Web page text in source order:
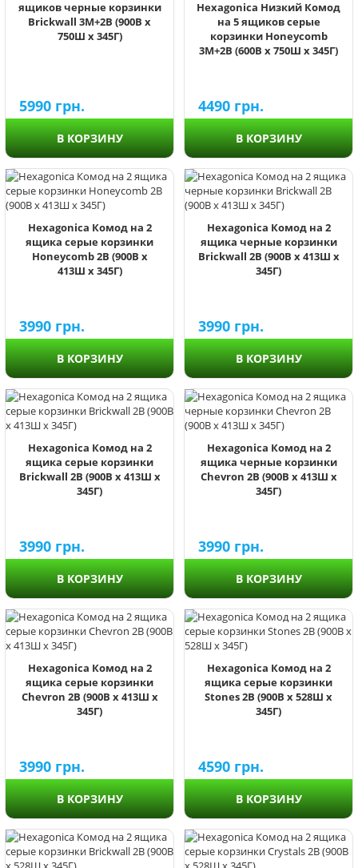
ящиков черные корзинки
Brickwall 3М+2В (900В х
750Ш х 345Г)
5990 грн.
В КОРЗИНУ
Hexagonica Низкий Комод
на 5 ящиков серые
корзинки Honeycomb
3М+2В (600В х 750Ш х 345Г)
4490 грн.
В КОРЗИНУ
Hexagonica Комод на 2
ящика серые корзинки
Honeycomb 2В (900В х
413Ш х 345Г)
3990 грн.
В КОРЗИНУ
Hexagonica Комод на 2
ящика черные корзинки
Brickwall 2В (900В х 413Ш х
345Г)
3990 грн.
В КОРЗИНУ
Hexagonica Комод на 2
ящика серые корзинки
Brickwall 2В (900В х 413Ш х
345Г)
3990 грн.
В КОРЗИНУ
Hexagonica Комод на 2
ящика черные корзинки
Chevron 2В (900В х 413Ш х
345Г)
3990 грн.
В КОРЗИНУ
Hexagonica Комод на 2
ящика серые корзинки
Chevron 2В (900В х 413Ш х
345Г)
3990 грн.
В КОРЗИНУ
Hexagonica Комод на 2
ящика серые корзинки
Stones 2В (900В х 528Ш х
345Г)
4590 грн.
В КОРЗИНУ